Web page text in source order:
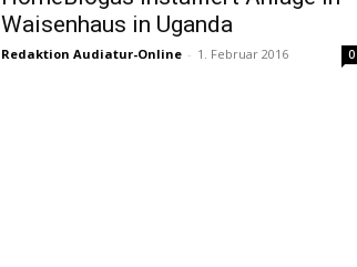
Waisenhaus in Uganda
Redaktion Audiatur-Online - 1. Februar 2016 0